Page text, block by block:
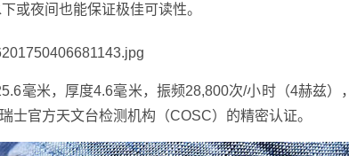
或夜间也能保证极佳可读性。
毫米，厚度4.6毫米，振频28,800次/小时（4赫兹）
士官方天文台检测机构（COSC）的精密认证。